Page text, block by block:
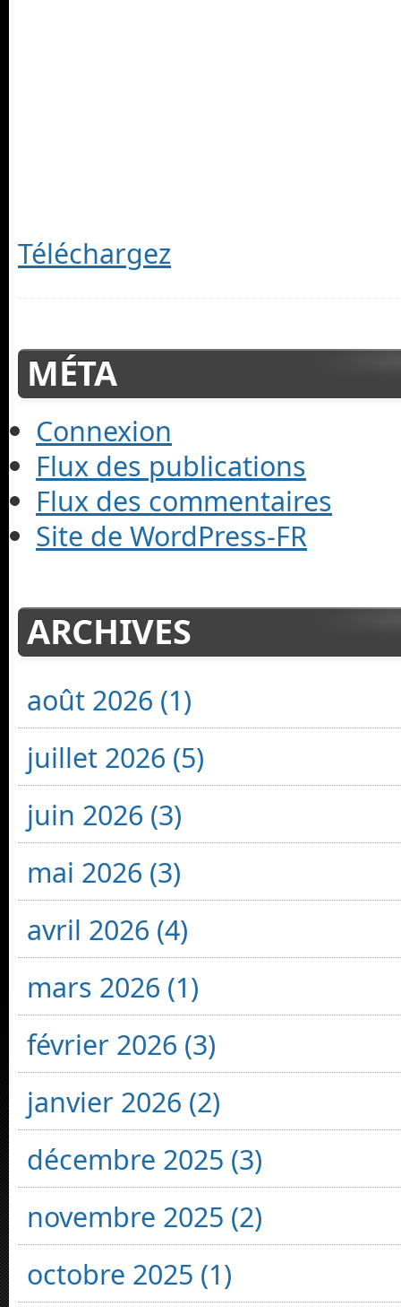
Téléchargez
MÉTA
Connexion
Flux des publications
Flux des commentaires
Site de WordPress-FR
ARCHIVES
août 2026 (1)
juillet 2026 (5)
juin 2026 (3)
mai 2026 (3)
avril 2026 (4)
mars 2026 (1)
février 2026 (3)
janvier 2026 (2)
décembre 2025 (3)
novembre 2025 (2)
octobre 2025 (1)